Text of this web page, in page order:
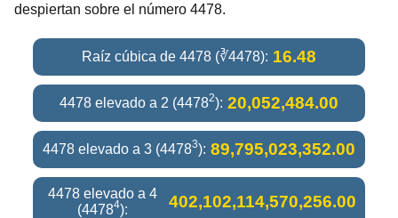
despiertan sobre el número 4478.
Raíz cúbica de 4478 (∛4478): 16.48
4478 elevado a 2 (44782): 20,052,484.00
4478 elevado a 3 (44783): 89,795,023,352.00
4478 elevado a 4
(44784): 402,102,114,570,256.00